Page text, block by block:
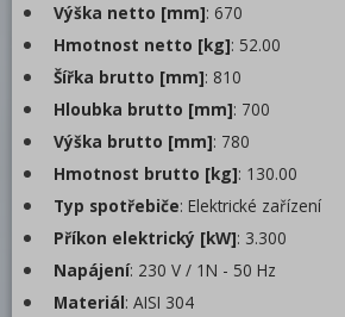
Trouby pro rychlou přípravu
Šokery
Chlazení
Mycí program
Změkčovače
Distribuce jídel, gastronádoby
Barové zařízení, kávovary
Výška netto [mm]: 670
Hmotnost netto [kg]: 52.00
Šířka brutto [mm]: 810
Hloubka brutto [mm]: 700
Výška brutto [mm]: 780
Hmotnost brutto [kg]: 130.00
Typ spotřebiče: Elektrické zařízení
Příkon elektrický [kW]: 3.300
Napájení: 230 V / 1N - 50 Hz
Materiál: AISI 304